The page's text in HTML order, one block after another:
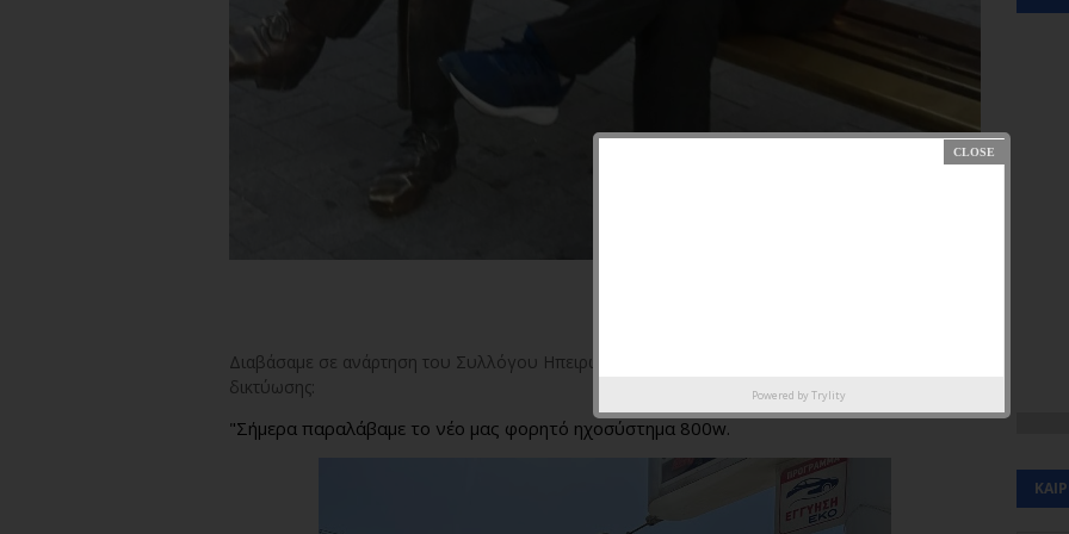
Διαβάσαμε σε ανάρτηση του Συλλόγου Ηπειρωτών Ηλιούπολης στα μέσα κοινωνικής
δικτύωσης:
"Σήμερα παραλάβαμε το νέο μας φορητό ηχοσύστημα 800w.
Powered byTrylity